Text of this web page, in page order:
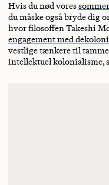
Hvis du nød vores
du måske også bryde dig
hvor filosoffen Takeshi
engagement med
vestlige tænkere til
intellektuel kolonialisme,